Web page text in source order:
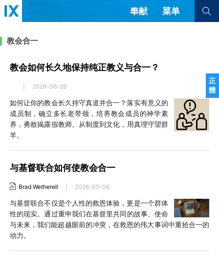
正
體
奉献 菜单
文章 书评 访谈
教会带领 解经式讲道与神学
查看全部
查看全部
隐私条款 其他的模式
乌兹别克语
达里语
法语
罗马尼亚语
韩语
土耳其语
阿拉伯语
阿尔巴尼亚语
塞尔维亚语 柬埔寨语
教会合一
教会如何长久地保持纯正教义与合一？
2026-06-28
如何让你的教会长久持守真道并合一？落实有意义的
成员制，确立多长老带领，培养教会成员的神学素
养，勇敢揭露假教师。从制度到文化，用真理守望群
羊。
与基督联合如何使教会合一
Brad Wetherell 2026-05-06
与基督联合不仅是个人性的救恩体验，更是一个群体
性的现实。通过重申我们在基督里共同的故事、使命
与未来，我们能超越眼前的冲突，在救恩的伟大事词中重拾合一的
动力。